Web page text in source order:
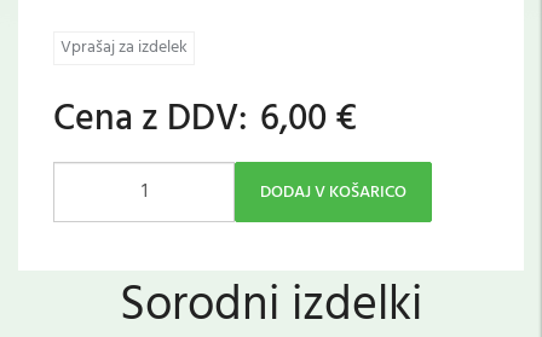
Vprašaj za izdelek
Cena z DDV: 6,00 €
DODAJ V KOŠARICO
Sorodni izdelki